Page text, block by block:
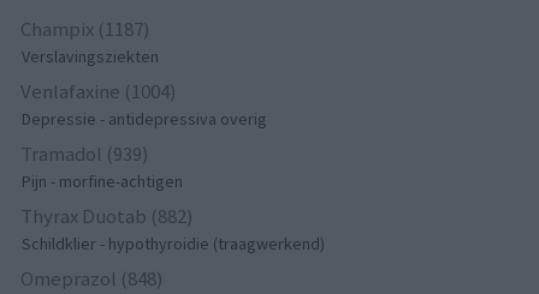
Champix (1187)
Verslavingsziekten
Venlafaxine (1004)
Depressie - antidepressiva overig
Tramadol (939)
Pijn - morfine-achtigen
Thyrax Duotab (882)
Schildklier - hypothyroidie (traagwerkend)
Omeprazol (848)